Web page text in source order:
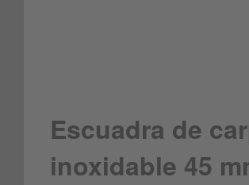
Escuadra de
inoxidable 45